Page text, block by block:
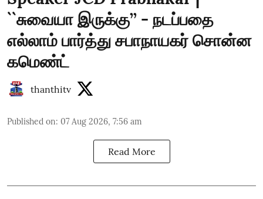
``சுவையா இருக்கு’’ - நடப்பதை
எல்லாம் பார்த்து சபாநாயகர் சொன்ன
கமெண்ட்
thanthitv
Published on: 07 Aug 2026, 7:56 am
Read More